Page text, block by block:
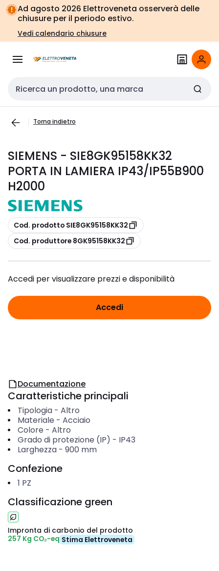
Vai alla
navigazione
Vai
alla
pagina
Ad agosto 2026 Elettroveneta osserverà delle
chiusure per il periodo estivo.
Vedi calendario chiusure
Cerca input
Torna indietro
SIEMENS - SIE8GK95158KK32
PORTA IN LAMIERA IP43/IP55B900
H2000
copia
Cod. prodotto SIE8GK95158KK32
copia
Cod. produttore 8GK95158KK32
Accedi per visualizzare prezzi e disponibilità
Accedi
Documentazione
Caratteristiche principali
Tipologia- Altro
Materiale - Acciaio
Colore - Altro
Grado di protezione (IP) - IP43
Larghezza- 900 mm
Confezione
1 PZ
Classificazione green
Impronta di carbonio del prodotto
257 Kg CO₂-eq Stima Elettroveneta